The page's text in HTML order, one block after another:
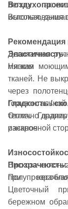
легких
использования
Рекомендация
Деликатная
мягким
тканей. Не
через
тепла.
изнаночной
Вискоза
при
Цветочный
бережном
Высокая,
Эластичность:
Низкая
Гладкость /
Отлично
раскрое
Прозрачность: